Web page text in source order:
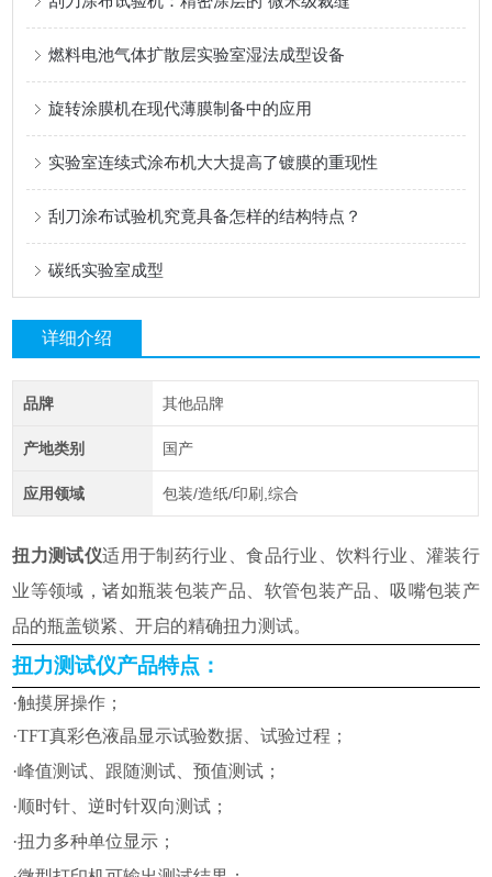
燃料电池气体扩散层实验室湿法成型设备
旋转涂膜机在现代薄膜制备中的应用
实验室连续式涂布机大大提高了镀膜的重现性
刮刀涂布试验机究竟具备怎样的结构特点？
碳纸实验室成型
详细介绍
品牌 其他品牌
产地类别 国产
应用领域 包装/造纸/印刷,综合
扭力测试仪适用于制药行业、食品行业、饮料行业、灌装行
业等领域，诸如瓶装包装产品、软管包装产品、吸嘴包装产
品的瓶盖锁紧、开启的精确扭力测试。
扭力测试仪产品特点：
·触摸屏操作 ；
·TFT真彩色液晶显示试验数据、试验过程 ；
·峰值测试、跟随测试、预值测试 ；
·顺时针、逆时针双向测试 ；
·扭力多种单位显示 ；